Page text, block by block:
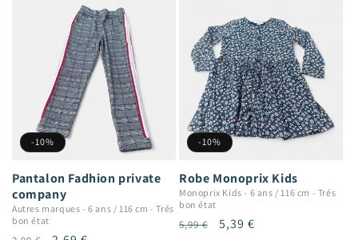
-10%
Pantalon Fadhion private
company
Autres marques -6 ans / 116 cm -Trés
bon état
-10%
Robe Monoprix Kids
Monoprix Kids - 6 ans / 116 cm - Trés
bon état
Prix
5,99 €
Prix
5,39 €